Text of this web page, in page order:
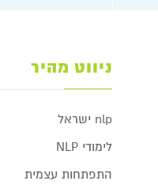
ניווט מהיר
nlp ישראל
לימודי NLP
התפתחות עצמית